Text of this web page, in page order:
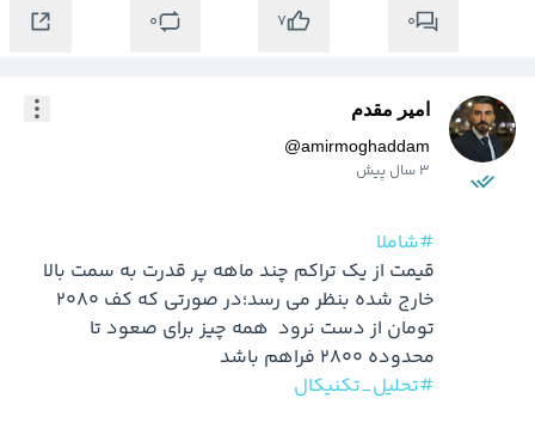
0
7
0
امیر مقدم
@amirmoghaddam
3 سال پیش
#شاملا
محدوده ۲۸۰۰ فراهم باشد
#تحلیل_تکنیکال